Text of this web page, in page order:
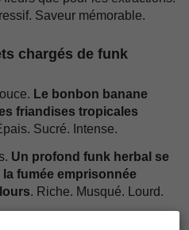
Saveur mémorable.
chargés de funk
Le bonbon banane
friandises tropicales
Sucré. Intense.
Un profond funk herbal se
fumée emprisonnée
. Riche. Musqué. Lourd.